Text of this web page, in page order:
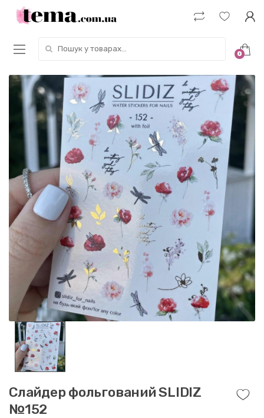
0
Слайдер фольгований SLIDIZ
№152